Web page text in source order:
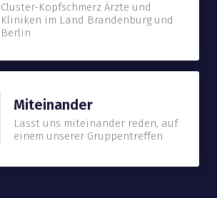
Cluster-Kopfschmerz Ärzte und
Kliniken im Land Brandenburg und
Berlin
Miteinander
Lasst uns miteinander reden, auf
einem unserer Gruppentreffen